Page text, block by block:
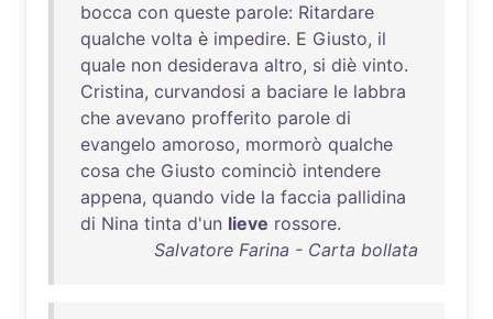
bocca con queste parole: Ritardare
qualche volta è impedire. E Giusto, il
quale non desiderava altro, si diè vinto.
Cristina, curvandosi a baciare le labbra
che avevano profferito parole di
evangelo amoroso, mormorò qualche
cosa che Giusto cominciò intendere
appena, quando vide la faccia pallidina
di Nina tinta d'un lieve rossore.
Salvatore Farina - Carta bollata